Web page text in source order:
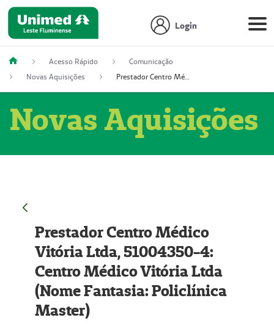
Login
Acesso Rápido
Comunicação
Novas Aquisições
Prestador Centro Médico Vitória Ltda, 51004350-4: Centro Médico Vitória Ltda (Nome Fantasia: Policlínica Master)
Novas Aquisições
Prestador Centro Médico
Vitória Ltda, 51004350-4:
Centro Médico Vitória Ltda
(Nome Fantasia: Policlínica
Master)